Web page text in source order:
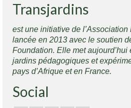
Transjardins
est une initiative de l’Association
lancée en 2013 avec le soutien
Foundation. Elle met aujourd’hui
jardins pédagogiques et
pays d’Afrique et en France.
Social